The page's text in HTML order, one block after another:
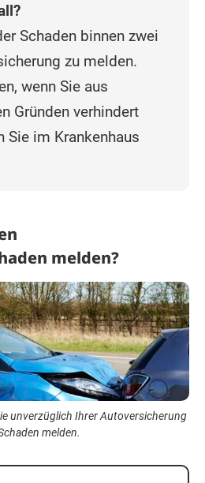
Schaden binnen zwei
zu melden.
wenn Sie aus
Gründen verhindert
Sie im Krankenhaus
melden?
unverzüglich Ihrer Autoversicherung
melden.